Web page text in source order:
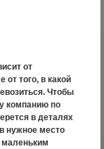
от
от того, в какой
Чтобы
компанию по
в деталях
нужное место